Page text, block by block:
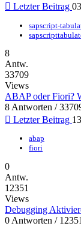
Letzter Beitrag
sapscript-
8
Antw.
33709
Views
ABAP oder Fiori?
8 Antworten /
Letzter Beitrag
abap
fiori
0
Antw.
12351
Views
Debugging
0 Antworten /